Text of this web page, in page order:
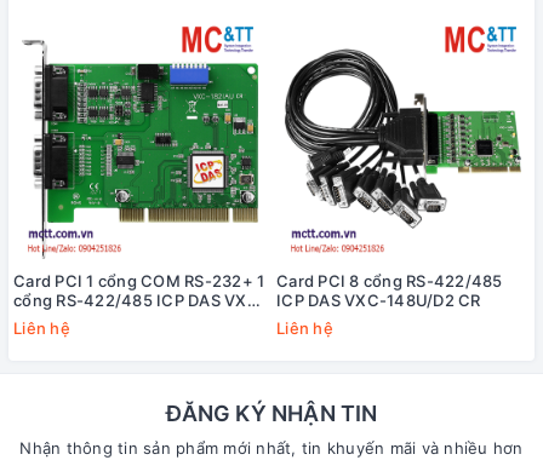
Card PCI 1 cổng COM RS-232+ 1
cổng RS-422/485 ICP DAS VXC-
182iAU CR
Liên hệ
Card PCI 8 cổng RS-422/485
ICP DAS VXC-148U/D2 CR
Liên hệ
ĐĂNG KÝ NHẬN TIN
Nhận thông tin sản phẩm mới nhất, tin khuyến mãi và nhiều hơn